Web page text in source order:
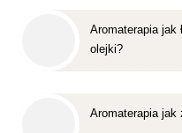
Aromaterapia jak
olejki?
Aromaterapia jak